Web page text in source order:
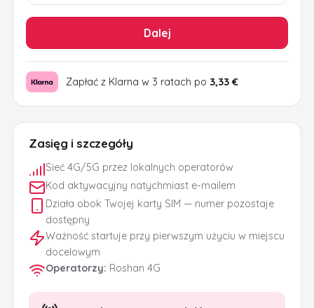
Zasięg i szczegóły
Sieć 4G/5G przez lokalnych operatorów
Kod aktywacyjny natychmiast e-mailem
Działa obok Twojej karty SIM — numer pozostaje
dostępny
Ważność startuje przy pierwszym użyciu w miejscu
docelowym
Operatorzy: Roshan 4G
Dalej
Zapłać z Klarna w 3 ratach po 3,33 €